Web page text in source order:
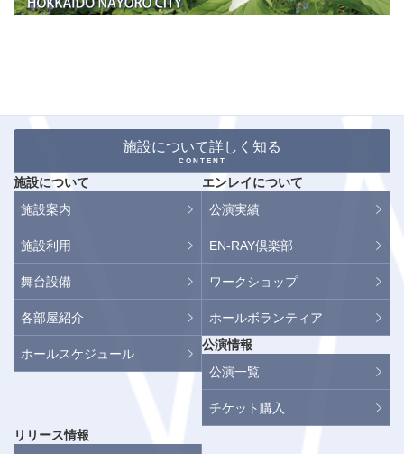
施設について詳しく知る
CONTENT
施設について
施設案内
施設利用
舞台設備
各部屋紹介
ホールスケジュール
エンレイについて
公演実績
EN-RAY倶楽部
ワークショップ
ホールボランティア
公演情報
公演一覧
チケット購入
リリース情報